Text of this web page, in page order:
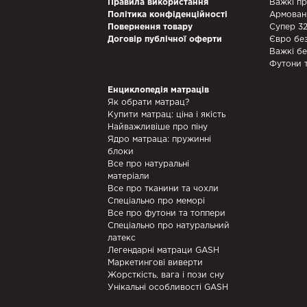
Правила використання
Політика конфіденційності
Повернення товару
Договір публічної оферти
Важкі
Супер 32
Євро
Важкі
Футони
Енциклопедія матраців
Як обрати матрац?
Купити матрац: ціна і якість
Найважливіше про піну
Ядро матраца: пружинні
блоки
Все про натуральні
матеріали
Все про тканини та чохли
Спеціально про меморі
Все про футони та топпери
Спеціально про натуральний
латекс
Легендарні матраци GASH
Маркетингові виверти
Жорсткість, вага і пози сну
Унікальні особливості GASH